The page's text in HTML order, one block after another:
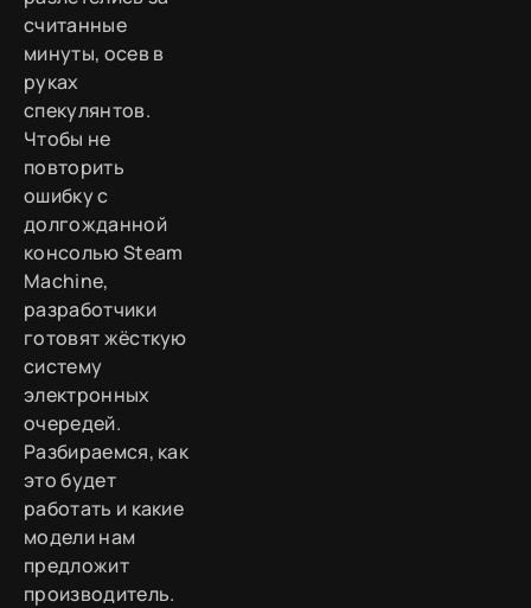
считанные
минуты, осев в
руках
спекулянтов.
Чтобы не
повторить
ошибку с
долгожданной
консолью Steam
Machine,
разработчики
готовят жёсткую
систему
электронных
очередей.
Разбираемся, как
это будет
работать и какие
модели нам
предложит
производитель.